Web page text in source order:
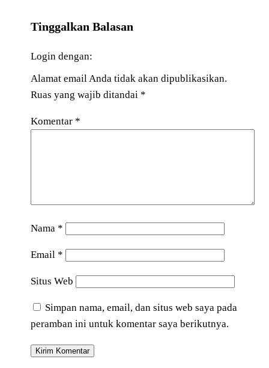
Tinggalkan Balasan
Login dengan:
Alamat email Anda tidak akan dipublikasikan.
Ruas yang wajib ditandai *
Komentar *
Nama *
Email *
Situs Web
Simpan nama, email, dan situs web saya pada
peramban ini untuk komentar saya berikutnya.